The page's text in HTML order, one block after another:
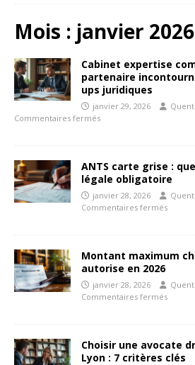
Mois : janvier 2026
Cabinet expertise
partenaire
ups juridiques
janvier 29, 2026
Commentaires fermés
ANTS carte grise :
légale obligatoire
janvier 28, 2026
Commentaires fermés
Montant maximum
autorise en 2026
janvier 28, 2026
Commentaires fermés
Choisir une avocate
Lyon : 7 critères clés